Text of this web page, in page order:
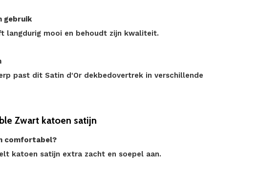
gebruik
langdurig mooi en behoudt zijn kwaliteit.
past dit Satin d'Or dekbedovertrek in verschillende
Zwart katoen satijn
comfortabel?
katoen satijn extra zacht en soepel aan.